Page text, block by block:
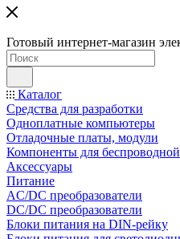
Готовый интернет-магазин
Каталог
Средства для разработки
Одноплатные компьютеры
Отладочные платы, модули
Компоненты для беспроводной
Аксессуары
Питание
AC/DC преобразователи
DC/DC преобразователи
Блоки питания на DIN-рейку